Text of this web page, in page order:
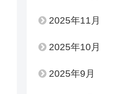
2025年11月
2025年10月
2025年9月